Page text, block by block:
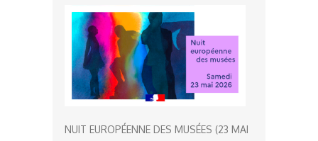
NUIT EUROPÉENNE DES MUSÉES (23 MAI